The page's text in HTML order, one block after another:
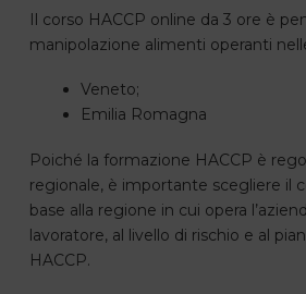
Il corso HACCP online da 3 ore è
manipolazione alimenti operanti
Veneto;
Emilia Romagna
Poiché la formazione HACCP è
regionale, è importante scegliere il
base alla regione in cui opera
lavoratore, al livello di rischio e al
HACCP.